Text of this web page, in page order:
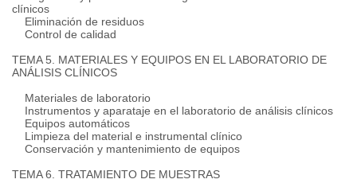
clínicos
Eliminación de residuos
Control de calidad
TEMA 5. MATERIALES Y EQUIPOS EN EL LABORATORIO DE
ANÁLISIS CLÍNICOS
Materiales de laboratorio
Instrumentos y aparataje en el laboratorio de análisis clínicos
Equipos automáticos
Limpieza del material e instrumental clínico
Conservación y mantenimiento de equipos
TEMA 6. TRATAMIENTO DE MUESTRAS